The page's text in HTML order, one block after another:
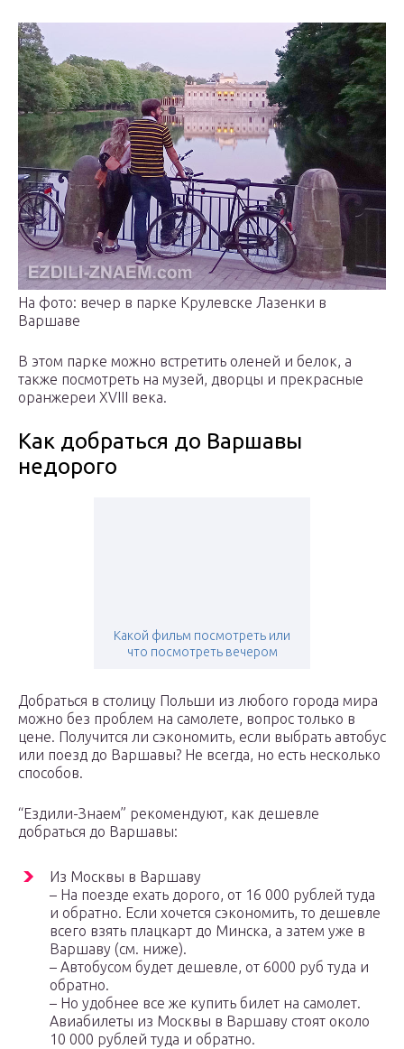
На фото: вечер в парке Крулевске Лазенки в
Варшаве
В этом парке можно встретить оленей и белок, а
также посмотреть на музей, дворцы и прекрасные
оранжереи XVIII века.
Как добраться до Варшавы
недорого
Какой фильм посмотреть или
что посмотреть вечером
Добраться в столицу Польши из любого города мира
можно без проблем на самолете, вопрос только в
цене. Получится ли сэкономить, если выбрать автобус
или поезд до Варшавы? Не всегда, но есть несколько
способов.
“Ездили-Знаем” рекомендуют, как дешевле
добраться до Варшавы:
Из Москвы в Варшаву
– На поезде ехать дорого, от 16 000 рублей туда
и обратно. Если хочется сэкономить, то дешевле
всего взять плацкарт до Минска, а затем уже в
Варшаву (см. ниже).
– Автобусом будет дешевле, от 6000 руб туда и
обратно.
– Но удобнее все же купить билет на самолет.
Авиабилеты из Москвы в Варшаву стоят около
10 000 рублей туда и обратно.